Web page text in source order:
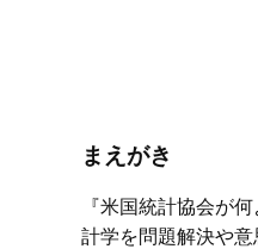
まえがき
『米国統計協会が
計学を問題解決や